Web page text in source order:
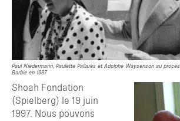
Paul Niedermann, Paulette Pallarès et Adolphe Waysenson au procès
Barbie en 1987
Shoah Fondation
(Spielberg) le 19 juin
1997. Nous pouvons